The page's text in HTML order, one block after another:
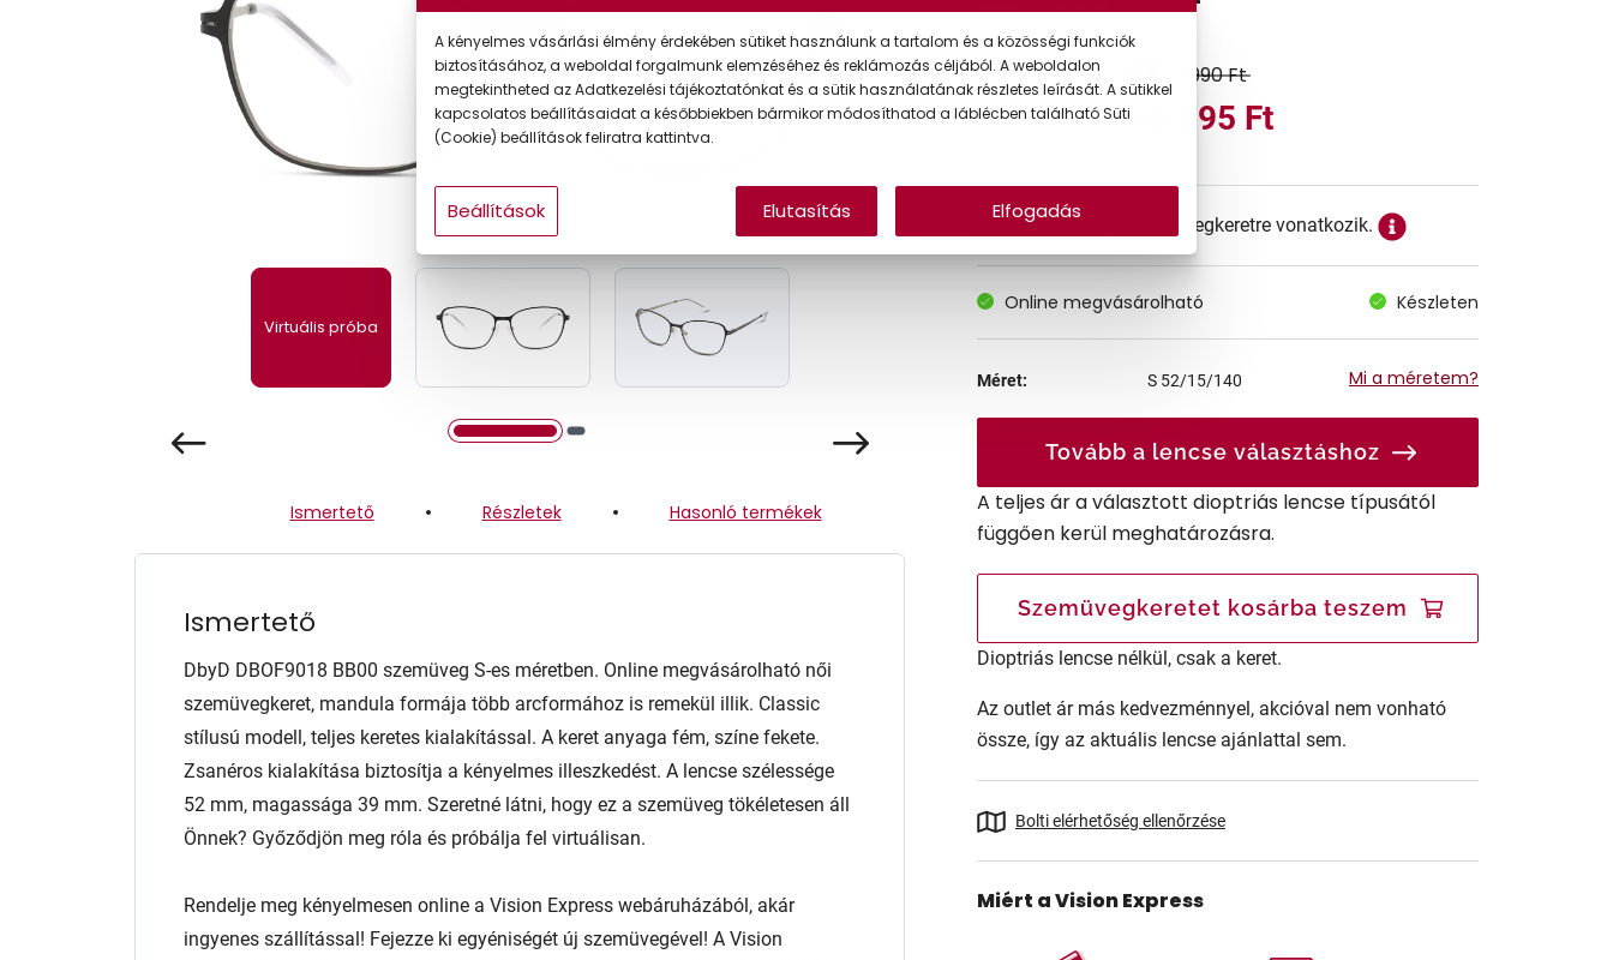
Gyermek
Virtuális próba
Ismertető Részletek Hasonló termékek
Ismertető
DbyD DBOF9018 BB00 szemüveg S-es méretben. Online megvásárolható női
szemüvegkeret, mandula formája több arcformához is remekül illik. Classic
stílusú modell, teljes keretes kialakítással. A keret anyaga fém, színe fekete.
Zsanéros kialakítása biztosítja a kényelmes illeszkedést. A lencse szélessége
52 mm, magassága 39 mm. Szeretné látni, hogy ez a szemüveg tökéletesen áll
Önnek? Győződjön meg róla és próbálja fel virtuálisan.
Rendelje meg kényelmesen online a Vision Express webáruházából, akár
ingyenes szállítással! Fejezze ki egyéniségét új szemüvegével! A Vision
Korábbi ár: 33.990 Ft
Akciós ár: 16.995 Ft
A feltűntetett ár a szemüvegkeretre vonatkozik.
Online megvásárolható Készleten
Méret: S 52/15/140 Mi a méretem?
Tovább a lencse választáshoz
A teljes ár a választott dioptriás lencse típusától
függően kerül meghatározásra.
Szemüvegkeretet kosárba teszem
Dioptriás lencse nélkül, csak a keret.
Az outlet ár más kedvezménnyel, akcióval nem vonható
össze, így az aktuális lencse ajánlattal sem.
Bolti elérhetőség ellenőrzése
Miért a Vision Express
A kényelmes vásárlási élmény érdekében sütiket használunk a tartalom és a közösségi funkciók
biztosításához, a weboldal forgalmunk elemzéséhez és reklámozás céljából. A weboldalon
megtekintheted az Adatkezelési tájékoztatónkat és a sütik használatának részletes leírását. A sütikkel
kapcsolatos beállításaidat a későbbiekben bármikor módosíthatod a láblécben található Süti
(Cookie) beállítások feliratra kattintva.
Beállítások Elutasítás Elfogadás